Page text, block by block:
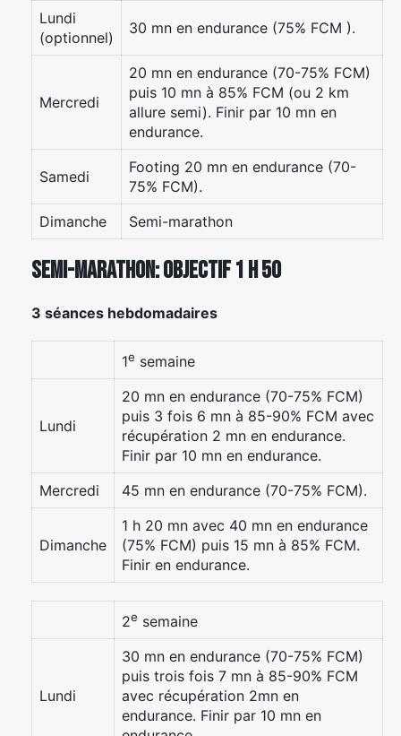
Lundi
(optionnel)
30 mn en endurance (75% FCM ).
Mercredi
20 mn en endurance (70-75% FCM)
puis 10 mn à 85% FCM (ou 2 km
allure semi). Finir par 10 mn en
endurance.
Samedi
Footing 20 mn en endurance (70-
75% FCM).
Dimanche
Semi-marathon
Semi-marathon: objectif 1 h 50
3 séances hebdomadaires
1e semaine
Lundi
20 mn en endurance (70-75% FCM)
puis 3 fois 6 mn à 85-90% FCM avec
récupération 2 mn en endurance.
Finir par 10 mn en endurance.
Mercredi
45 mn en endurance (70-75% FCM).
Dimanche
1 h 20 mn avec 40 mn en endurance
(75% FCM) puis 15 mn à 85% FCM.
Finir en endurance.
2e semaine
Lundi
30 mn en endurance (70-75% FCM)
puis trois fois 7 mn à 85-90% FCM
avec récupération 2mn en
endurance. Finir par 10 mn en